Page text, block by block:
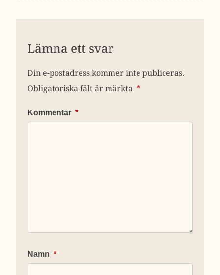
Lämna ett svar
Din e-postadress kommer inte publiceras.
Obligatoriska fält är märkta *
Kommentar *
Namn *